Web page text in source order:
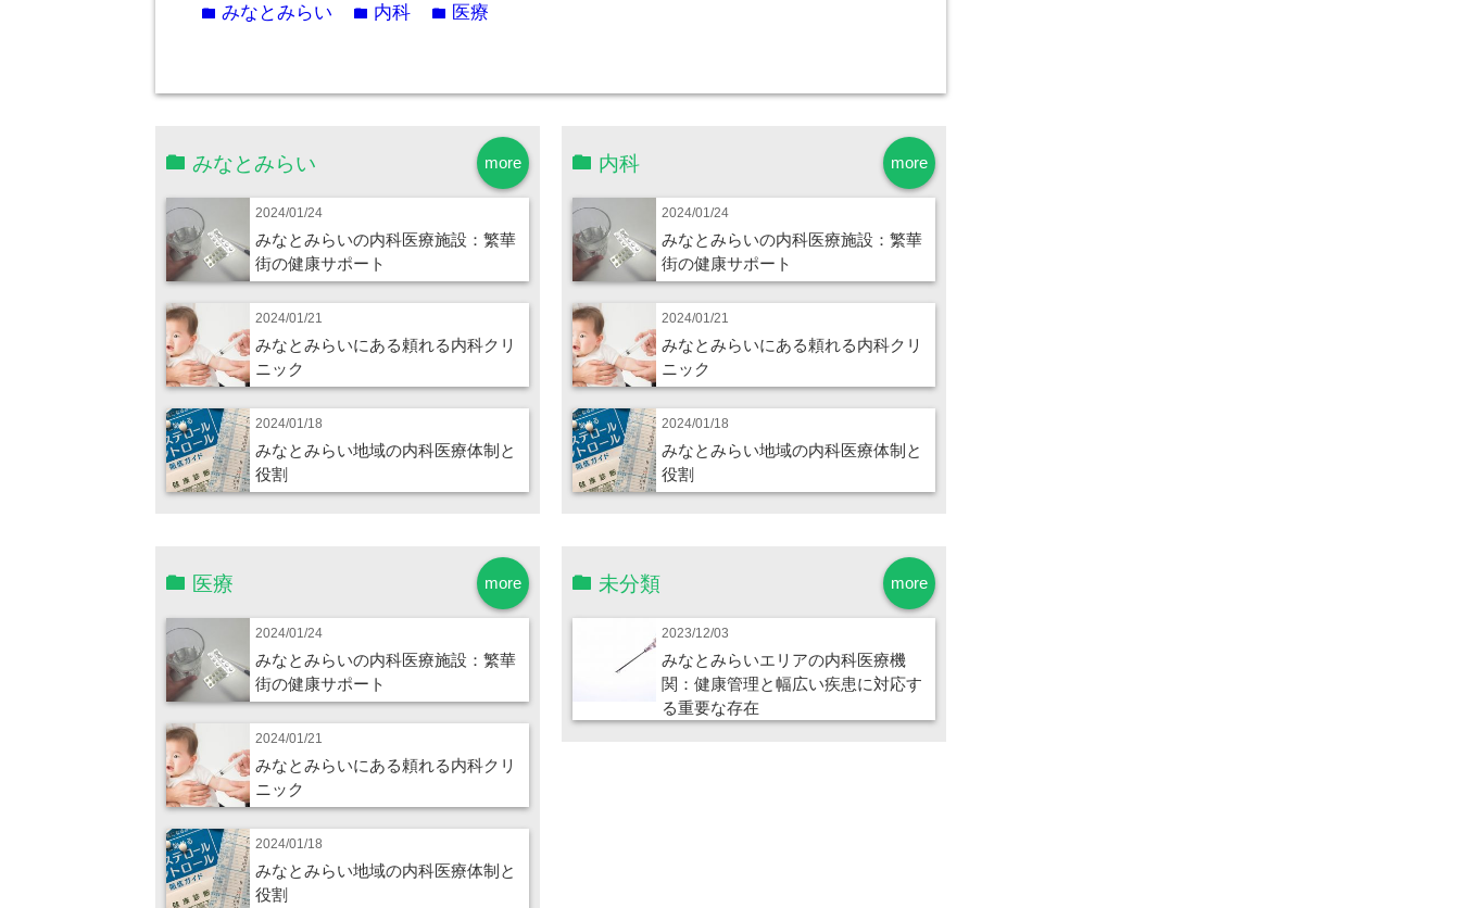
folder みなとみらい folder 内科 folder 医療
more
みなとみらい
2024/01/24
みなとみらいの内科医療施設：繁華
街の健康サポート
2024/01/21
みなとみらいにある頼れる内科クリ
ニック
2024/01/18
みなとみらい地域の内科医療体制と
役割
more
内科
2024/01/24
みなとみらいの内科医療施設：繁華
街の健康サポート
2024/01/21
みなとみらいにある頼れる内科クリ
ニック
2024/01/18
みなとみらい地域の内科医療体制と
役割
more
医療
2024/01/24
みなとみらいの内科医療施設：繁華
街の健康サポート
2024/01/21
みなとみらいにある頼れる内科クリ
ニック
2024/01/18
みなとみらい地域の内科医療体制と
役割
more
未分類
2023/12/03
みなとみらいエリアの内科医療機
関：健康管理と幅広い疾患に対応す
る重要な存在